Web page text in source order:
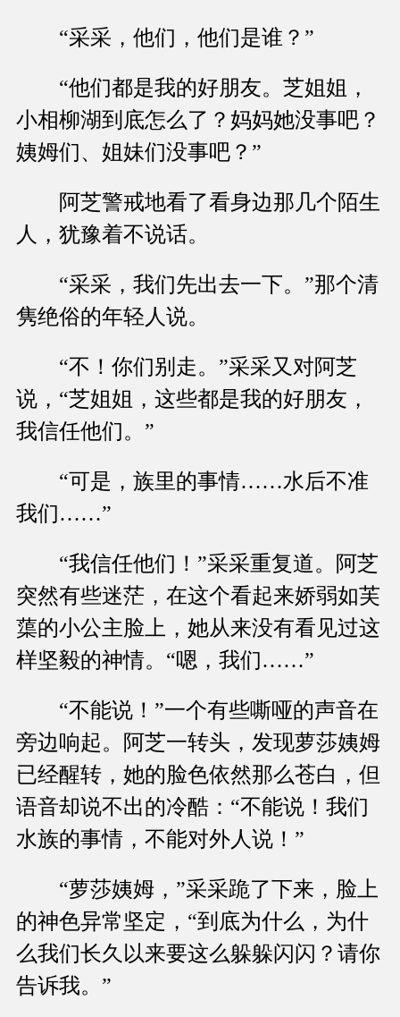
“采采，他们，他们是谁？”
“他们都是我的好朋友。芝姐姐，
小相柳湖到底怎么了？妈妈她没事吧？
姨姆们、姐妹们没事吧？”
阿芝警戒地看了看身边那几个陌生
人，犹豫着不说话。
“采采，我们先出去一下。”那个清
隽绝俗的年轻人说。
“不！你们别走。”采采又对阿芝
说，“芝姐姐，这些都是我的好朋友，
我信任他们。”
“可是，族里的事情……水后不准
我们……”
“我信任他们！”采采重复道。阿芝
突然有些迷茫，在这个看起来娇弱如芙
蕖的小公主脸上，她从来没有看见过这
样坚毅的神情。“嗯，我们……”
“不能说！”一个有些嘶哑的声音在
旁边响起。阿芝一转头，发现萝莎姨姆
已经醒转，她的脸色依然那么苍白，但
语音却说不出的冷酷：“不能说！我们
水族的事情，不能对外人说！”
“萝莎姨姆，”采采跪了下来，脸上
的神色异常坚定，“到底为什么，为什
么我们长久以来要这么躲躲闪闪？请你
告诉我。”